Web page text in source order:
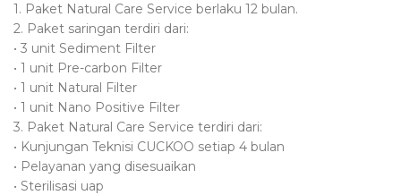
1. Paket Natural Care Service berlaku 12 bulan.
2. Paket saringan terdiri dari:
• 3 unit Sediment Filter
• 1 unit Pre-carbon Filter
• 1 unit Natural Filter
• 1 unit Nano Positive Filter
3. Paket Natural Care Service terdiri dari:
• Kunjungan Teknisi CUCKOO setiap 4 bulan
• Pelayanan yang disesuaikan
• Sterilisasi uap